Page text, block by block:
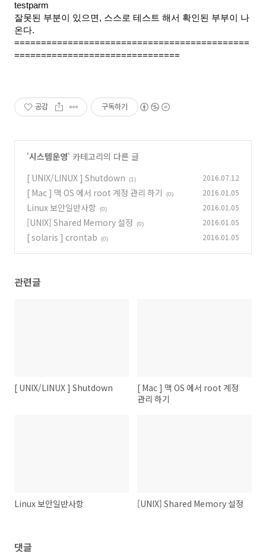
testparm
잘못된 부분이 있으면, 스스로 테스트 해서 확인된 부부이 나
온다.
============================================
===============================
공감 구독하기
'시스템운영' 카테고리의 다른 글
[ UNIX/LINUX ] Shutdown
(1) 2016.07.12
[ Mac ] 맥 OS 에서 root 계정 관리 하기 (0) 2016.01.05
Linux 보안일반사항 (0) 2016.01.05
[UNIX] Shared Memory 설정 (0) 2016.01.05
[ solaris ] crontab (0) 2016.01.05
관련글
[ UNIX/LINUX ] Shutdown
[ Mac ] 맥 OS 에서 root 계정
관리 하기
Linux 보안일반사항 [UNIX] Shared Memory 설정
댓글